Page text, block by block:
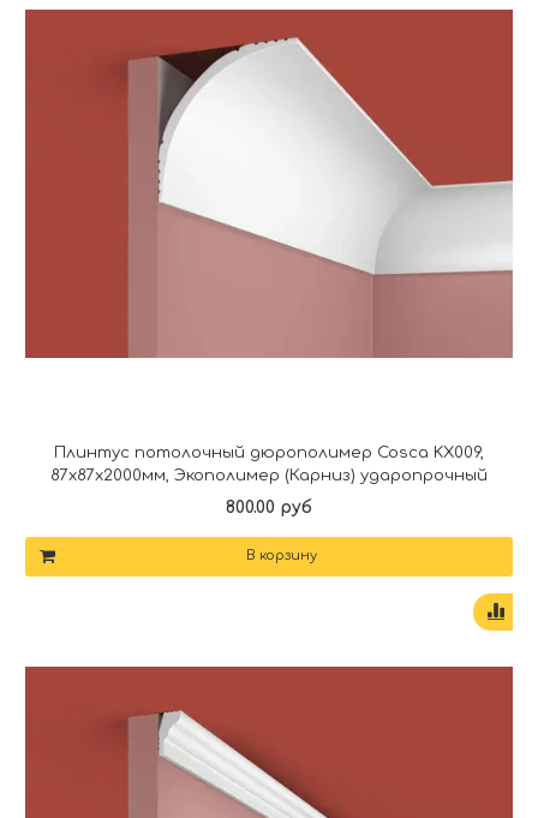
Плинтус потолочный дюрополимер Cosca KX009,
87x87x2000мм, Экополимер (Карниз) ударопрочный
800.00 руб
В корзину